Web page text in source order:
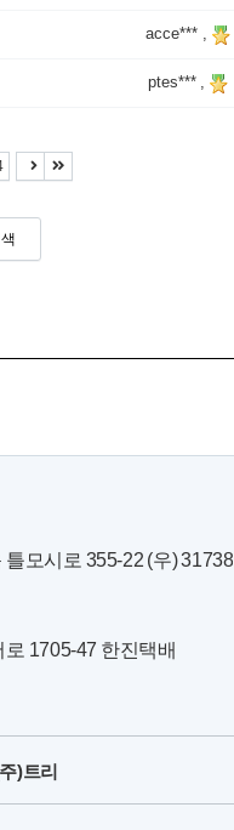
acce*** ,
ptes*** ,
모시로 355-22 (우) 31738
1705-47 한진택배
)트리